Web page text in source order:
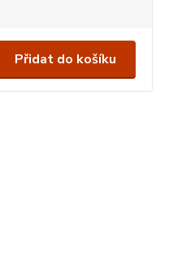
Přidat do košíku